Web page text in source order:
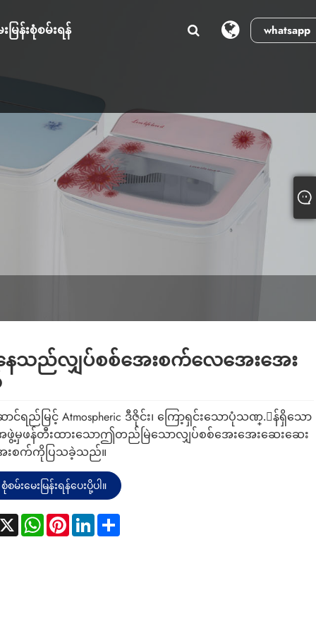
whatsapp
မြန်းစုံစမ်းရန်
ေသည်လျှပ်စစ်အေးစက်လေအေးအေး
ာင်ရည်မြင့် Atmospheric ဒီဇိုင်း၊ ကြော့ရှင်းသောပုံသဏ္.ာန်ရှိသော
ဖွဲ့မှဖန်တီးထားသောဤတည်မြဲသောလျှပ်စစ်အေးအေးဆေးဆေး
းစက်ကိုပြသခဲ့သည်။
စုံစမ်းမေးမြန်းရန်ပေးပို့ပါ။
X WhatsApp
PinterestLinkedInShare